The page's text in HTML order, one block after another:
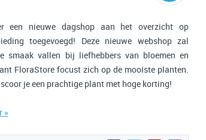
een nieuwe dagshop aan het overzicht op
toegevoegd! Deze nieuwe webshop zal
smaak vallen bij liefhebbers van bloemen en
FloraStore focust zich op de mooiste planten.
scoor je een prachtige plant met hoge korting!
»